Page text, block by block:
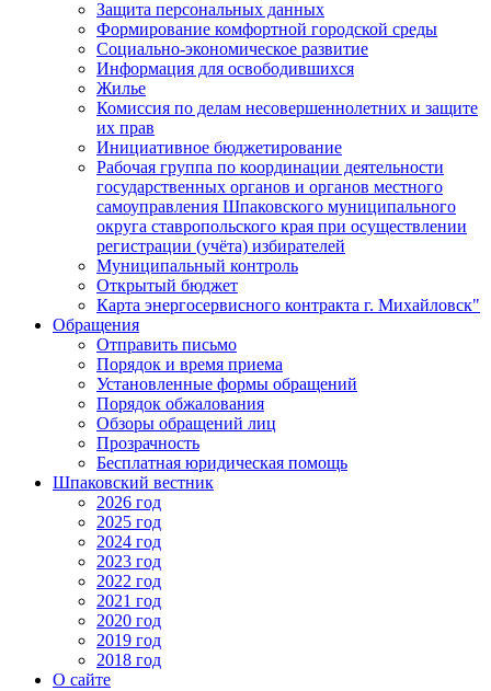
Защита персональных данных
Формирование комфортной городской среды
Социально-экономическое развитие
Информация для освободившихся
Жилье
Комиссия по делам несовершеннолетних и защите
их прав
Инициативное бюджетирование
Рабочая группа по координации деятельности
государственных органов и органов местного
самоуправления Шпаковского муниципального
округа ставропольского края при осуществлении
регистрации (учёта) избирателей
Муниципальный контроль
Открытый бюджет
Карта энергосервисного контракта г. Михайловск"
Обращения
Отправить письмо
Порядок и время приема
Установленные формы обращений
Порядок обжалования
Обзоры обращений лиц
Прозрачность
Бесплатная юридическая помощь
Шпаковский вестник
2026 год
2025 год
2024 год
2023 год
2022 год
2021 год
2020 год
2019 год
2018 год
О сайте